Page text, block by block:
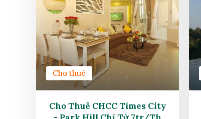
Cho thuê
Cho Thuê CHCC Times City